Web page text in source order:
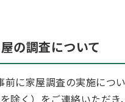
の調査について
前に家屋調査の実施につ
除く）をご連絡いただ